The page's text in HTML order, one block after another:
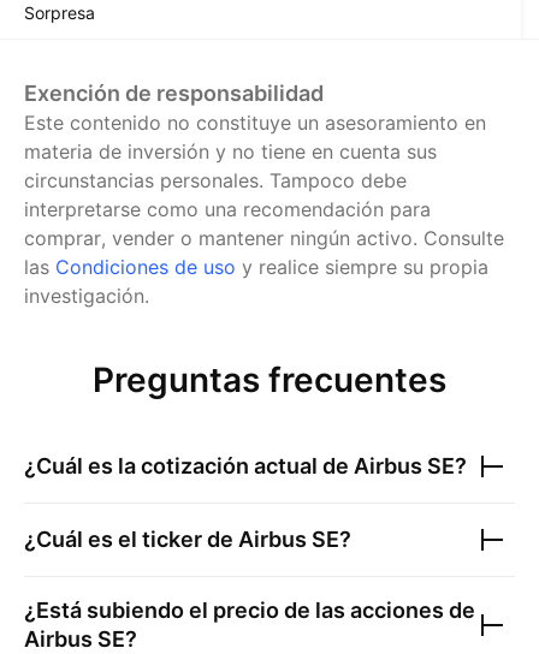
Sorpresa
Exención de responsabilidad
Este contenido no constituye un asesoramiento en
materia de inversión y no tiene en cuenta sus
circunstancias personales. Tampoco debe
interpretarse como una recomendación para
comprar, vender o mantener ningún activo. Consulte
las Condiciones de uso y realice siempre su propia
investigación.
Preguntas frecuentes
¿Cuál es la cotización actual de Airbus SE?
¿Cuál es el ticker de Airbus SE?
¿Está subiendo el precio de las acciones de
Airbus SE?